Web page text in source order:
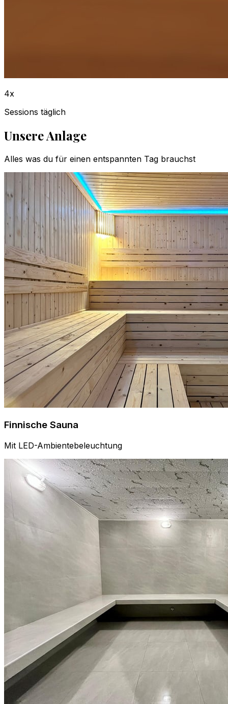
4x
Sessions täglich
Unsere Anlage
Alles was du für einen entspannten Tag brauchst
Finnische Sauna
Mit LED-Ambientebeleuchtung